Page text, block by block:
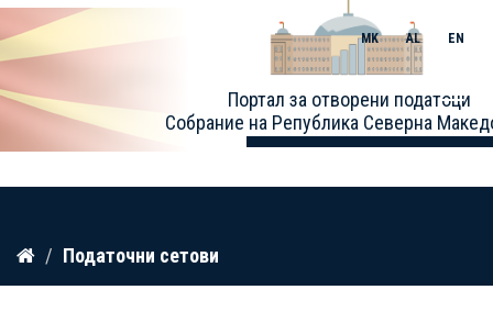
Прескокнете
содржина
Портал за отворени податоци
Собрание на Република Северна
MK AL EN
Toggle
Податочни сетови